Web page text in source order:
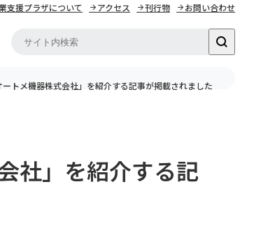
支援プラザについて アクセス 刊行物 お問い合わせ
ートメ機器株式会社」を紹介する記事が掲載されました
社」を紹介する記